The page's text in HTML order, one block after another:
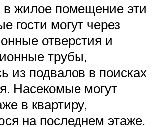
в жилое помещение эти
гости могут через
отверстия и
трубы,
из подвалов в поисках
Насекомые могут
в квартиру,
на последнем этаже.